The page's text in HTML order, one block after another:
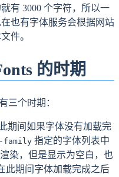
有 3000 个字符，所以一
也有字体服务会根据网站
件。
的时期
三个时期：
期间如果字体没有加载完
family 指定的字体列表中
染，但是显示为空白，也
此期间字体加载完成之后